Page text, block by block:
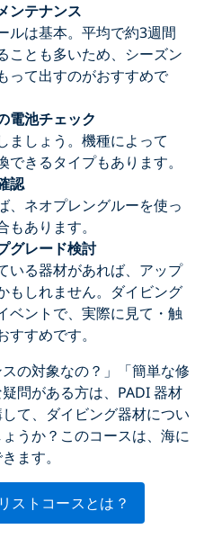
ンテナンス
ルは基本。平均で約3週間
ことも多いため、シーズン
って出すのがおすすめで
電池チェック
ましょう。機種によって
きるタイプもあります。
認
、ネオプレングルーを使っ
あります。
グレード検討
いる器材があれば、アップ
もしれません。ダイビング
ベントで、実際に見て・触
すめです。
の対象なの？」「簡単な修
問がある方は、PADI 器材
て、ダイビング器材につい
うか？このコースは、海に
ます。
ストコースとは？